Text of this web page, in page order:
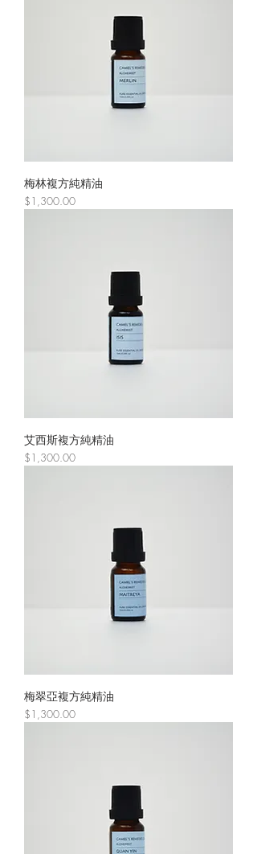
梅林複方純精油
價格
$1,300.00
艾西斯複方純精油
價格
$1,300.00
梅翠亞複方純精油
價格
$1,300.00